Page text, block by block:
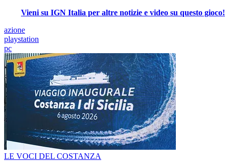
Vieni su IGN Italia per altre notizie e video su questo gioco!
azione
playstation
pc
LE VOCI DEL COSTANZA